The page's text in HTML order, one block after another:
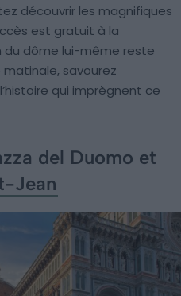
découvrir les magnifiques
est gratuit à la
du dôme lui-même reste
savourez
qui imprègnent ce
del Duomo et
Jean